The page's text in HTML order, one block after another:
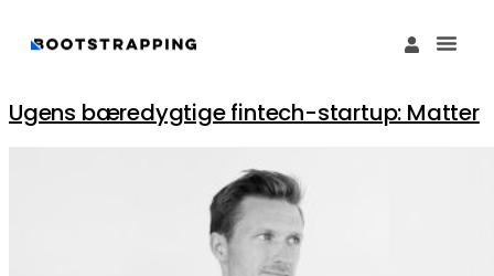
Ugens bæredygtige fintech-startup: Matter